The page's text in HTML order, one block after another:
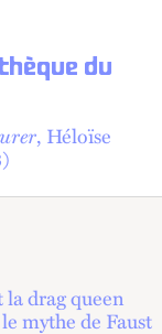
du
, Héloïse
drag queen
mythe de Faust